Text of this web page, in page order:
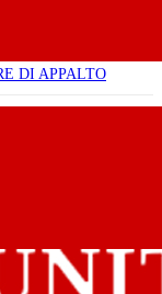
DI APPALTO